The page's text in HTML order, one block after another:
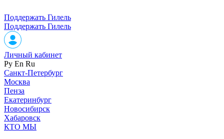
Поддержать Гилель
Поддержать Гилель
Личный кабинет
Ру En Ru
Санкт-Петербург
Москва
Пенза
Екатеринбург
Новосибирск
Хабаровск
КТО МЫ